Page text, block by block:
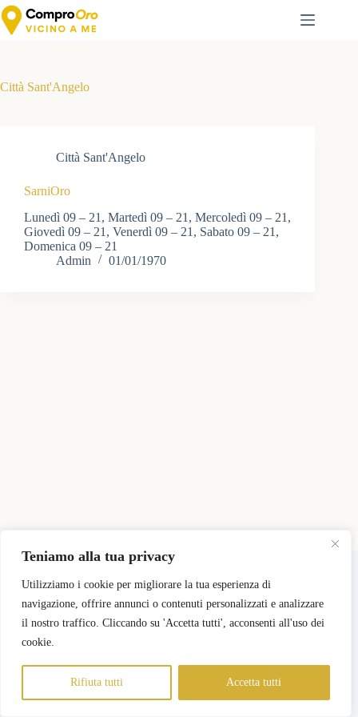
Teniamo alla tua privacy
Utilizziamo i cookie per migliorare la tua esperienza di
navigazione, offrire annunci o contenuti personalizzati e analizzare
il nostro traffico. Cliccando su 'Accetta tutti', acconsenti all'uso dei
cookie.
Rifiuta tutti Accetta tutti
Salta
al
contenuto
Città Sant'Angelo
Città Sant'Angelo
SarniOro
Lunedì 09 – 21, Martedì 09 – 21, Mercoledì 09 – 21,
Giovedì 09 – 21, Venerdì 09 – 21, Sabato 09 – 21,
Domenica 09 – 21
Admin
01/01/1970
Copyright © 2026 - Tema WordPress sviluppato da
Pricing
Registra il mio Negozio
Login Negozi Partner